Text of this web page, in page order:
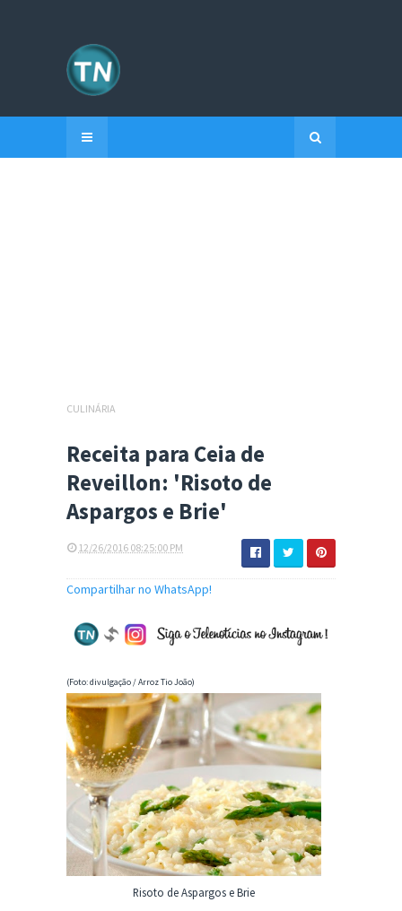
CULINÁRIA
Receita para Ceia de
Reveillon: 'Risoto de
Aspargos e Brie'
12/26/2016 08:25:00 PM
Compartilhar no WhatsApp!
(Foto: divulgação / Arroz Tio João)
Risoto de Aspargos e Brie